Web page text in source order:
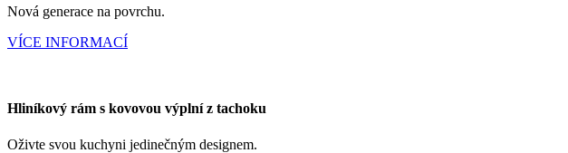
Nová generace na povrchu.
VÍCE INFORMACÍ
Hliníkový rám s kovovou výplní z tachoku
Oživte svou kuchyni jedinečným designem.